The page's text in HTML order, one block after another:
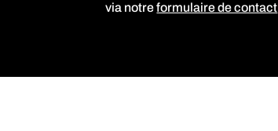
via notreformulaire de contact